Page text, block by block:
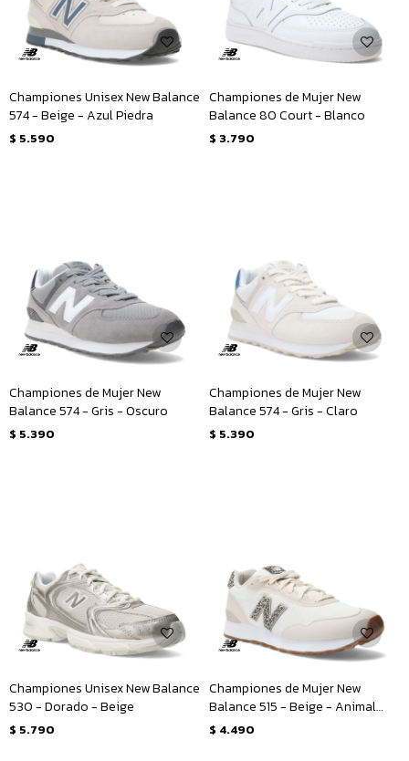
Championes Unisex New Balance
574 - Beige - Azul Piedra
$ 5.590
Championes de Mujer New
Balance 80 Court - Blanco
$ 3.790
Championes de Mujer New
Balance 574 - Gris - Oscuro
$ 5.390
Championes de Mujer New
Balance 574 - Gris - Claro
$ 5.390
Championes Unisex New Balance
530 - Dorado - Beige
$ 5.790
Championes de Mujer New
Balance 515 - Beige - Animal
Print
$ 4.490